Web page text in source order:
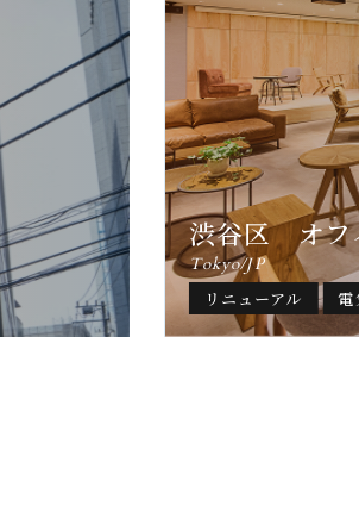
渋谷区 オフ
Tokyo/JP
リニューアル 電